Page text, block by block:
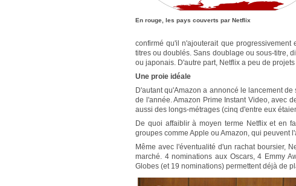
En rouge, les pays couverts par Netflix
confirmé qu'il n'ajouterait que
titres ou doublés. Sans doublage ou sous-titre,
ou japonais. D'autre part, Netflix a peu de
Une proie idéale
D'autant qu'Amazon a annoncé le lancement
de l'année. Amazon Prime Instant Video, avec
aussi des longs-métrages (cinq d'entre eux
De quoi affaiblir à moyen terme Netflix et en
groupes comme Apple ou Amazon, qui peuvent
Même avec l'éventualité d'un rachat boursier,
marché. 4 nominations aux Oscars, 4 Emmy
Globes (et 19 nominations) permettent déjà de